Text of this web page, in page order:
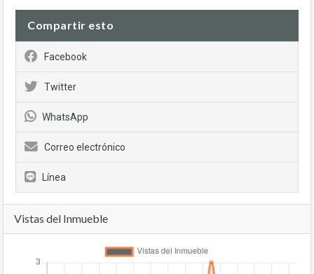
Compartir esto
Facebook
Twitter
WhatsApp
Correo electrónico
Línea
Vistas del Inmueble